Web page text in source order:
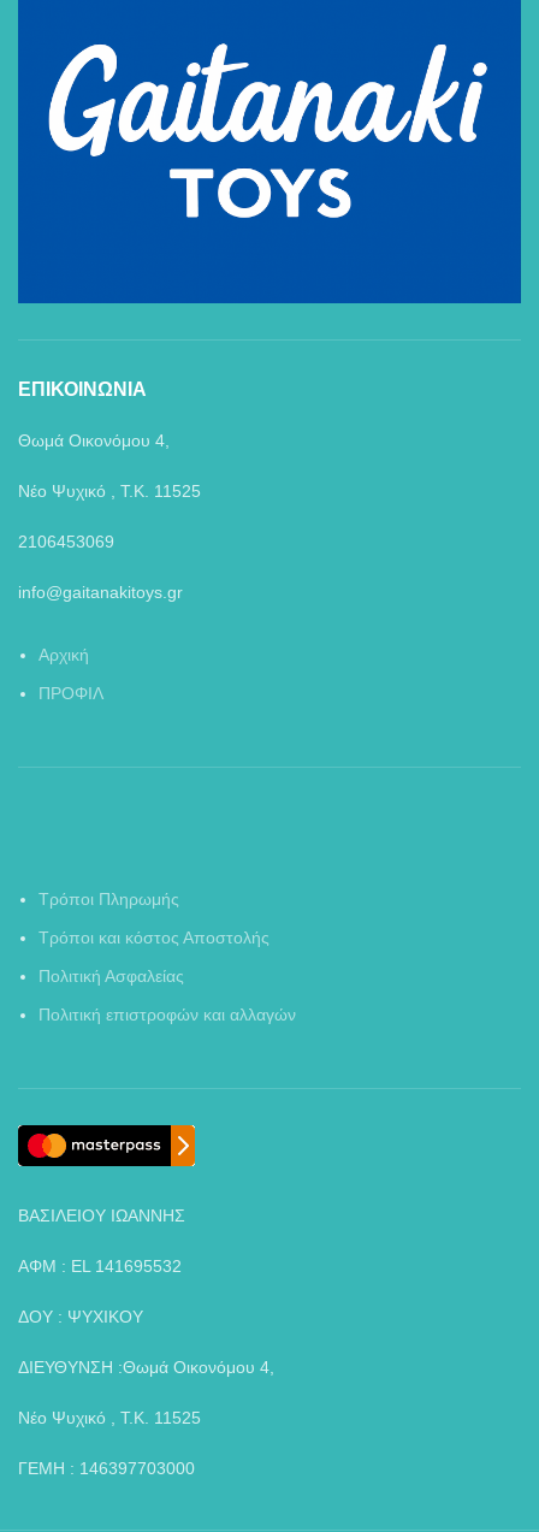
ΕΠΙΚΟΙΝΩΝΙΑ
Θωμά Οικονόμου 4,
Νέο Ψυχικό , Τ.Κ. 11525
2106453069
info@gaitanakitoys.gr
Αρχική
ΠΡΟΦΙΛ
Τρόποι Πληρωμής
Τρόποι και κόστος Αποστολής
Πολιτική Ασφαλείας
Πολιτική επιστροφών και αλλαγών
ΒΑΣΙΛΕΙΟΥ ΙΩΑΝΝΗΣ
ΑΦΜ : EL 141695532
ΔΟΥ : ΨΥΧΙΚΟΥ
ΔΙΕΥΘΥΝΣΗ :Θωμά Οικονόμου 4,
Νέο Ψυχικό , Τ.Κ. 11525
ΓΕΜΗ : 146397703000